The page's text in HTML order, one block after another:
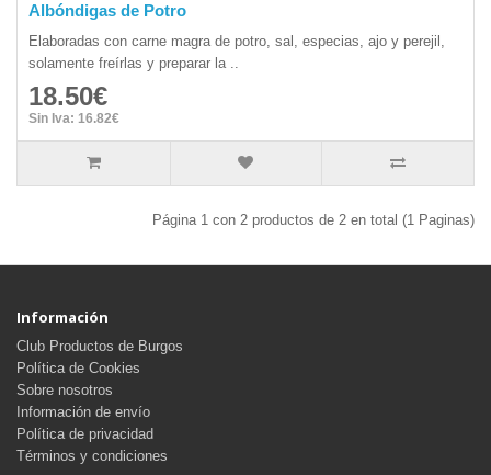
Albóndigas de Potro
Elaboradas con carne magra de potro, sal, especias, ajo y perejil,
solamente freírlas y preparar la ..
18.50€
Sin Iva: 16.82€
Página 1 con 2 productos de 2 en total (1 Paginas)
Información
Club Productos de Burgos
Política de Cookies
Sobre nosotros
Información de envío
Política de privacidad
Términos y condiciones